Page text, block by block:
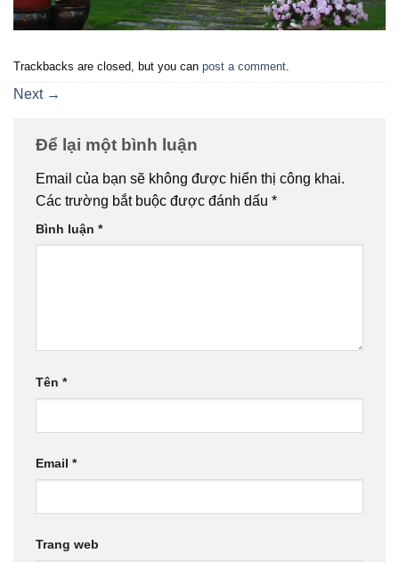
Trackbacks are closed, but you can post a comment
Next →
Để lại một bình luận
Email của bạn sẽ không được hiển thị công khai.
Các trường bắt buộc được đánh dấu *
Bình luận *
Tên *
Email *
Trang web